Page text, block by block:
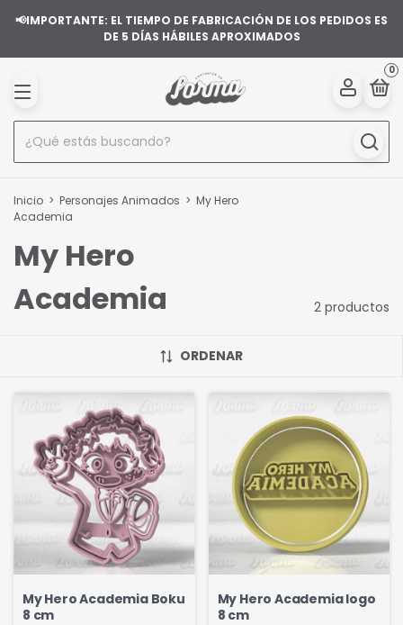
📢IMPORTANTE: EL TIEMPO DE FABRICACIÓN DE LOS PEDIDOS ES
DE 5 DÍAS HÁBILES APROXIMADOS
0
Inicio > Personajes Animados > My Hero
Academia
My Hero
Academia
2 productos
ORDENAR
My Hero Academia Boku
8 cm
My Hero Academia logo
8 cm